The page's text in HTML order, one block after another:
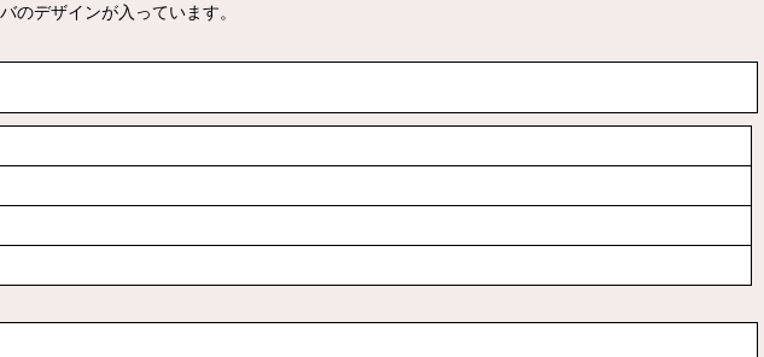
のデザインが入っています。